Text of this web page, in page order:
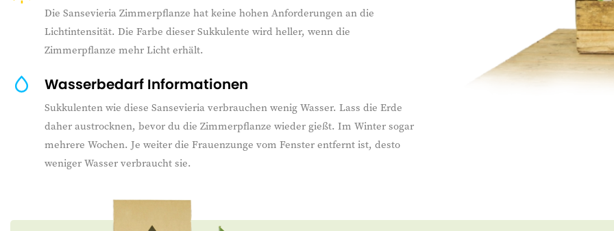
Die Sansevieria Zimmerpflanze hat keine hohen Anforderungen an die
Lichtintensität. Die Farbe dieser Sukkulente wird heller, wenn die
Zimmerpflanze mehr Licht erhält.
Wasserbedarf Informationen
Sukkulenten wie diese Sansevieria verbrauchen wenig Wasser. Lass die Erde
daher austrocknen, bevor du die Zimmerpflanze wieder gießt. Im Winter sogar
mehrere Wochen. Je weiter die Frauenzunge vom Fenster entfernt ist, desto
weniger Wasser verbraucht sie.